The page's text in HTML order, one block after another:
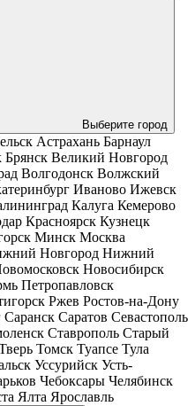
Выберите город
Астрахань Барнаул
Брянск Великий Новгород
Волгодонск Волжский
Иваново Ижевск
Калуга Кемерово
Красноярск Кузнецк
Минск Москва
Новгород Нижний
Новосибирск
Петропавловск
Ржев Ростов-на-Дону
Саранск Саратов Севастополь
Ставрополь Старый
Томск Туапсе Тула
Уссурийск Усть-
Чебоксары Челябинск
Ялта Ярославль